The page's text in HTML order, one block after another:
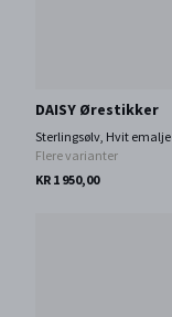
DAISY Ørestikker
Sterlingsølv, Hvit emalje
Flere varianter
KR 1 950,00